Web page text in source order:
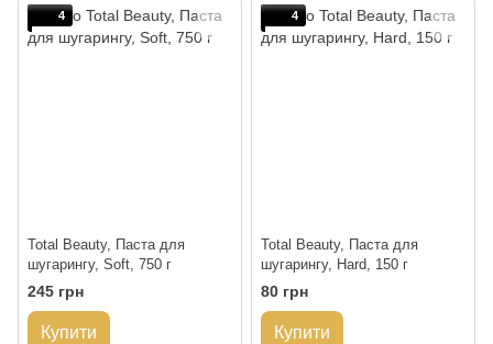
4
Total Beauty, Паста для
шугарингу, Soft, 750 г
245 грн
Купити
4
Total Beauty, Паста для
шугарингу, Hard, 150 г
80 грн
Купити